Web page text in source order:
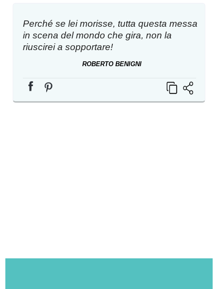
Perché se lei morisse, tutta questa messa
in scena del mondo che gira, non la
riuscirei a sopportare!
ROBERTO BENIGNI